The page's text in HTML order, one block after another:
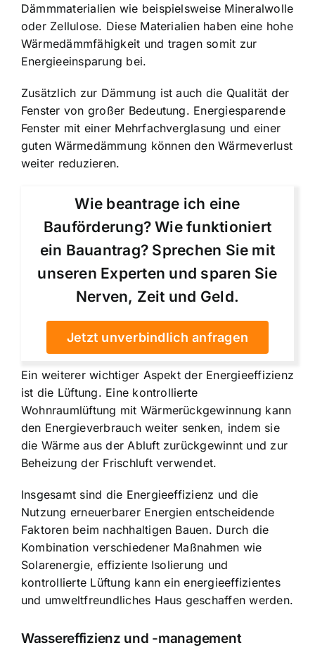
Dämmmaterialien wie beispielsweise Mineralwolle
oder Zellulose. Diese Materialien haben eine hohe
Wärmedämmfähigkeit und tragen somit zur
Energieeinsparung bei.
Zusätzlich zur Dämmung ist auch die Qualität der
Fenster von großer Bedeutung. Energiesparende
Fenster mit einer Mehrfachverglasung und einer
guten Wärmedämmung können den Wärmeverlust
weiter reduzieren.
Wie beantrage ich eine
Bauförderung? Wie funktioniert
ein Bauantrag? Sprechen Sie mit
unseren Experten und sparen Sie
Nerven, Zeit und Geld.
Jetzt unverbindlich anfragen
Ein weiterer wichtiger Aspekt der Energieeffizienz
ist die Lüftung. Eine kontrollierte
Wohnraumlüftung mit Wärmerückgewinnung kann
den Energieverbrauch weiter senken, indem sie
die Wärme aus der Abluft zurückgewinnt und zur
Beheizung der Frischluft verwendet.
Insgesamt sind die Energieeffizienz und die
Nutzung erneuerbarer Energien entscheidende
Faktoren beim nachhaltigen Bauen. Durch die
Kombination verschiedener Maßnahmen wie
Solarenergie, effiziente Isolierung und
kontrollierte Lüftung kann ein energieeffizientes
und umweltfreundliches Haus geschaffen werden.
Wassereffizienz und -management